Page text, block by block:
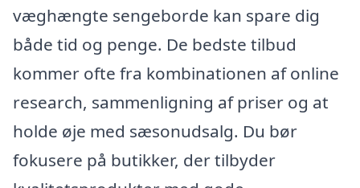
væghængte sengeborde kan spare dig
både tid og penge. De bedste tilbud
kommer ofte fra kombinationen af online
research, sammenligning af priser og at
holde øje med sæsonudsalg. Du bør
fokusere på butikker, der tilbyder